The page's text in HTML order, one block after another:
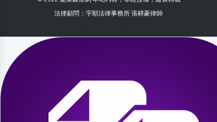
法律顧問：宇順法律事務所 張耕豪律師